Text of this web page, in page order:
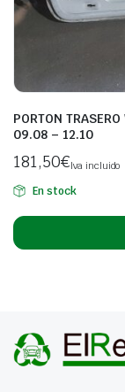
PORTON
09.08 – 12.10
181,50€Iva incluido
En stock